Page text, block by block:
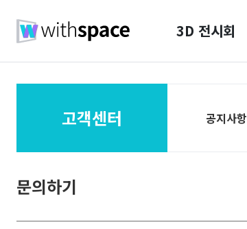
3D 전시회
고객센터 공지사항
문의하기